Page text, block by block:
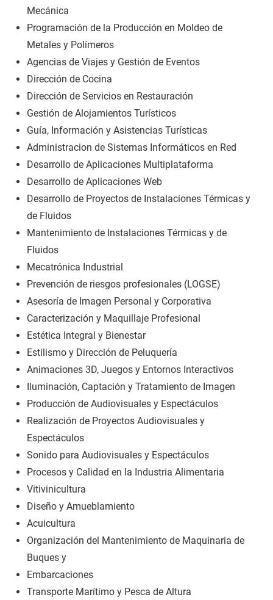
Mecánica
Programación de la Producción en Moldeo de
Metales y Polímeros
Agencias de Viajes y Gestión de Eventos
Dirección de Cocina
Dirección de Servicios en Restauración
Gestión de Alojamientos Turísticos
Guía, Información y Asistencias Turísticas
Administracion de Sistemas Informáticos en Red
Desarrollo de Aplicaciones Multiplataforma
Desarrollo de Aplicaciones Web
Desarrollo de Proyectos de Instalaciones Térmicas y
de Fluidos
Mantenimiento de Instalaciones Térmicas y de
Fluidos
Mecatrónica Industrial
Prevención de riesgos profesionales (LOGSE)
Asesoría de Imagen Personal y Corporativa
Caracterización y Maquillaje Profesional
Estética Integral y Bienestar
Estilismo y Dirección de Peluquería
Animaciones 3D, Juegos y Entornos Interactivos
Iluminación, Captación y Tratamiento de Imagen
Producción de Audiovisuales y Espectáculos
Realización de Proyectos Audiovisuales y
Espectáculos
Sonido para Audiovisuales y Espectáculos
Procesos y Calidad en la Industria Alimentaria
Vitivinicultura
Diseño y Amueblamiento
Acuicultura
Organización del Mantenimiento de Maquinaria de
Buques y
Embarcaciones
Transporte Marítimo y Pesca de Altura